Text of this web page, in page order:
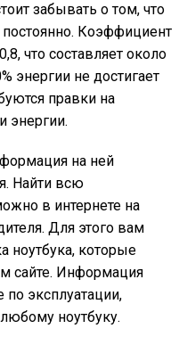
забывать о том, что
постоянно. Коэффициент
что составляет около
энергии не достигает
правки на
энергии.
на ней
Найти всю
в интернете на
Для этого вам
ноутбука, которые
сайте. Информация
по эксплуатации,
ноутбуку.